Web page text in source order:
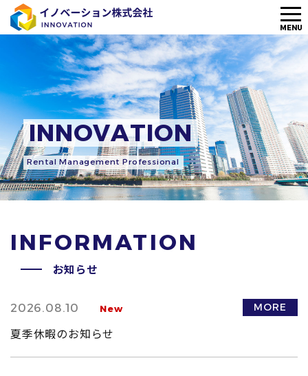
INNOVATION
Rental Management Professional
INFORMATION
お知らせ
2026.08.10 New
夏季休暇のお知らせ
MORE
メ
ニ
ュ
ー
MENU